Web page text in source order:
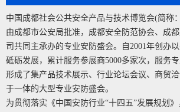
中国成都社会公共安全产品与技术博览会(简称
由成都市公安局批准，成都安全防范协会、成
司共同主承办的专业安防盛会。自2001年创办
砥砺发展，累计服务参展商5000多家次，服务专
形成了集产品技术展示、行业论坛会议、商贸
于一体的大型专业安防盛会。
为贯彻落实《中国安防行业“十四五”发展规划